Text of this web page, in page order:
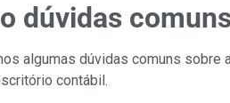
dúvidas
algumas dúvidas comuns
contábil.